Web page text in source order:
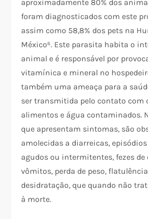
aproximadamente 80% dos
foram diagnosticados com este
assim como 58,8% dos pets na
México⁶. Este parasita habita o
animal e é responsável por
vitamínica e mineral no
também uma ameaça para a
ser transmitida pelo contato com
alimentos e água contaminados.
que apresentam sintomas, são
amolecidas a diarreicas,
agudos ou intermitentes, fezes de
vômitos, perda de peso,
desidratação, que quando não
à morte.